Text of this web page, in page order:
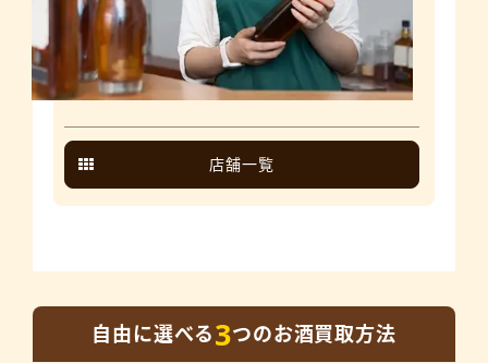
店舗一覧
自由に選べる3つのお酒買取方法